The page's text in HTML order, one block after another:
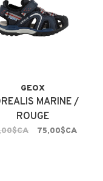
GEOX
MARINE /
ROUGE
75,00$CA